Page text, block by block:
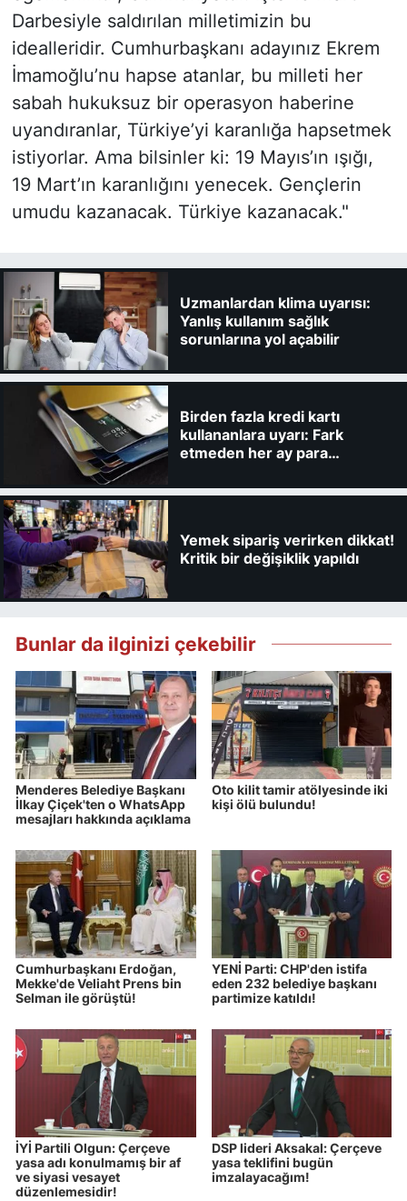
Darbesiyle saldırılan milletimizin bu
idealleridir. Cumhurbaşkanı adayınız Ekrem
İmamoğlu’nu hapse atanlar, bu milleti her
sabah hukuksuz bir operasyon haberine
uyandıranlar, Türkiye’yi karanlığa hapsetmek
istiyorlar. Ama bilsinler ki: 19 Mayıs’ın ışığı,
19 Mart’ın karanlığını yenecek. Gençlerin
umudu kazanacak. Türkiye kazanacak."
Uzmanlardan klima uyarısı:
Yanlış kullanım sağlık
sorunlarına yol açabilir
Birden fazla kredi kartı
kullananlara uyarı: Fark
etmeden her ay para
Yemek sipariş verirken dikkat!
Kritik bir değişiklik yapıldı
Bunlar da ilginizi çekebilir
Menderes Belediye Başkanı
İlkay Çiçek'ten o WhatsApp
mesajları hakkında açıklama
Oto kilit tamir atölyesinde iki
kişi ölü bulundu!
Cumhurbaşkanı Erdoğan,
Mekke'de Veliaht Prens bin
Selman ile görüştü!
YENİ Parti: CHP'den istifa
eden 232 belediye başkanı
partimize katıldı!
İYİ Partili Olgun: Çerçeve
yasa adı konulmamış bir af
ve siyasi vesayet
düzenlemesidir!
DSP lideri Aksakal: Çerçeve
yasa teklifini bugün
imzalayacağım!